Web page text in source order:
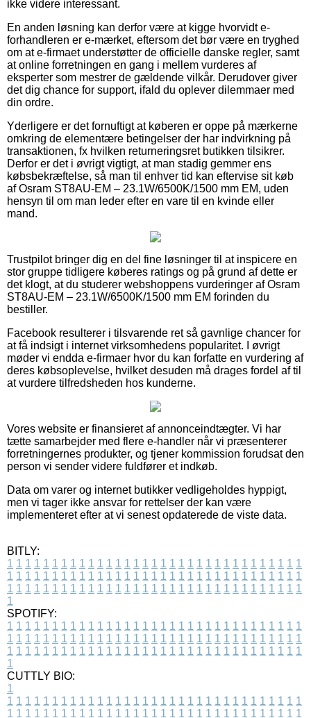
ikke videre interessant.
En anden løsning kan derfor være at kigge hvorvidt e-
forhandleren er e-mærket, eftersom det bør være en tryghed
om at e-firmaet understøtter de officielle danske regler, samt
at online forretningen en gang i mellem vurderes af
eksperter som mestrer de gældende vilkår. Derudover giver
det dig chance for support, ifald du oplever dilemmaer med
din ordre.
Yderligere er det fornuftigt at køberen er oppe på mærkerne
omkring de elementære betingelser der har indvirkning på
transaktionen, fx hvilken returneringsret butikken tilsikrer.
Derfor er det i øvrigt vigtigt, at man stadig gemmer ens
købsbekræftelse, så man til enhver tid kan eftervise sit køb
af Osram ST8AU-EM – 23.1W/6500K/1500 mm EM, uden
hensyn til om man leder efter en vare til en kvinde eller
mand.
Trustpilot bringer dig en del fine løsninger til at inspicere en
stor gruppe tidligere køberes ratings og på grund af dette er
det klogt, at du studerer webshoppens vurderinger af Osram
ST8AU-EM – 23.1W/6500K/1500 mm EM forinden du
bestiller.
Facebook resulterer i tilsvarende ret så gavnlige chancer for
at få indsigt i internet virksomhedens popularitet. I øvrigt
møder vi endda e-firmaer hvor du kan forfatte en vurdering af
deres købsoplevelse, hvilket desuden må drages fordel af til
at vurdere tilfredsheden hos kunderne.
Vores website er finansieret af annonceindtægter. Vi har
tætte samarbejder med flere e-handler når vi præsenterer
forretningernes produkter, og tjener kommission forudsat den
person vi sender videre fuldfører et indkøb.
Data om varer og internet butikker vedligeholdes hyppigt,
men vi tager ikke ansvar for rettelser der kan være
implementeret efter at vi senest opdaterede de viste data.
BITLY:
1 1 1 1 1 1 1 1 1 1 1 1 1 1 1 1 1 1 1 1 1 1 1 1 1 1 1 1 1 1 1 1 1
1 1 1 1 1 1 1 1 1 1 1 1 1 1 1 1 1 1 1 1 1 1 1 1 1 1 1 1 1 1 1 1 1
1 1 1 1 1 1 1 1 1 1 1 1 1 1 1 1 1 1 1 1 1 1 1 1 1 1 1 1 1 1 1 1 1
1
SPOTIFY:
1 1 1 1 1 1 1 1 1 1 1 1 1 1 1 1 1 1 1 1 1 1 1 1 1 1 1 1 1 1 1 1 1
1 1 1 1 1 1 1 1 1 1 1 1 1 1 1 1 1 1 1 1 1 1 1 1 1 1 1 1 1 1 1 1 1
1 1 1 1 1 1 1 1 1 1 1 1 1 1 1 1 1 1 1 1 1 1 1 1 1 1 1 1 1 1 1 1 1
1
CUTTLY BIO:
1
1 1 1 1 1 1 1 1 1 1 1 1 1 1 1 1 1 1 1 1 1 1 1 1 1 1 1 1 1 1 1 1 1
1 1 1 1 1 1 1 1 1 1 1 1 1 1 1 1 1 1 1 1 1 1 1 1 1 1 1 1 1 1 1 1 1